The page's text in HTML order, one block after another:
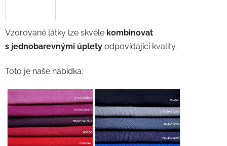
Vzorované látky lze skvěle kombinovat
s jednobarevnými úplety odpovídající kvality.
Toto je naše nabídka: